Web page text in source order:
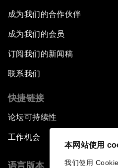
本网站使用
我们使用
成为我们的合作伙伴
成为我们的会员
订阅我们的新闻稿
联系我们
快捷链接
论坛可持续性
工作机会
语言版本